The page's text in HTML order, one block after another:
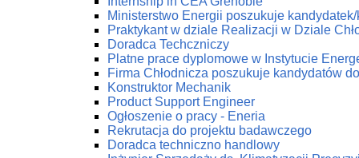
Ministerstwo Energii poszukuje
Praktykant w dziale Realizacji w Dziale
Doradca Techczniczy
Platne prace dyplomowe w Instytucie
Firma Chłodnicza poszukuje kandydatów
Konstruktor Mechanik
Product Support Engineer
Ogłoszenie o pracy - Eneria
Rekrutacja do projektu badawczego
Doradca techniczno handlowy